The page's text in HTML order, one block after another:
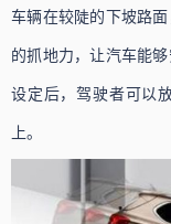
车辆在较陡的下坡路
的抓地力，让汽车能
设定后，驾驶者可以
上。